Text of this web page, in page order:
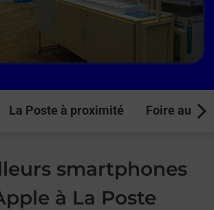
La Poste à proximité Foire aux
smartphones
à La Poste